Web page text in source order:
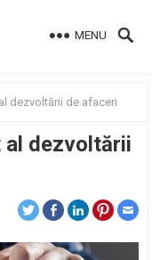
MENU
dezvoltării de afaceri
al dezvoltării